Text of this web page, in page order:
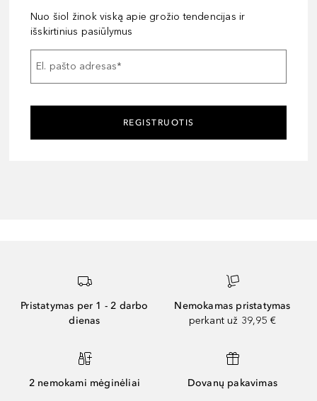
Nuo šiol žinok viską apie grožio tendencijas ir
išskirtinius pasiūlymus
El. pašto adresas*
REGISTRUOTIS
Pristatymas per 1 - 2 darbo
dienas
Nemokamas pristatymas
perkant už 39,95 €
2 nemokami mėginėliai Dovanų pakavimas